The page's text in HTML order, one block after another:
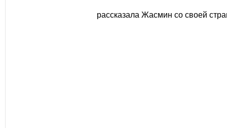
рассказала Жасмин со своей